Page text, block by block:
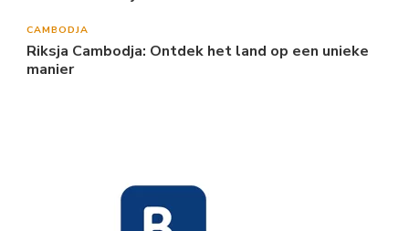
CAMBODJA
Riksja Cambodja: Ontdek het land op een unieke
manier